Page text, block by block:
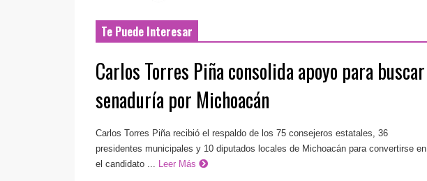
Te Puede Interesar
Carlos Torres Piña consolida apoyo para buscar
senaduría por Michoacán
Carlos Torres Piña recibió el respaldo de los 75 consejeros estatales, 36
presidentes municipales y 10 diputados locales de Michoacán para convertirse en
el candidato ...
Leer Más